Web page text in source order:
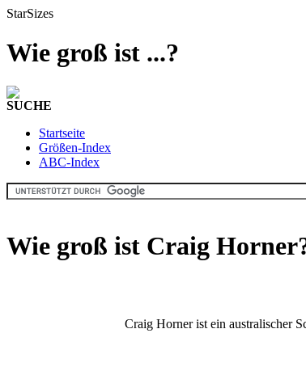
StarSizes
Wie groß ist ...?
SUCHE
Startseite
Größen-Index
ABC-Index
Wie groß ist Craig
Craig Horner ist ein australischer